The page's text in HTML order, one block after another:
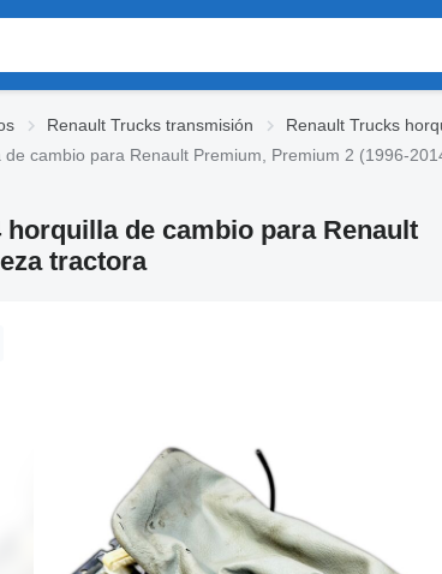
Renault Trucks transmisión
Renault Trucks
cambio para Renault Premium, Premium 2 (1996-
horquilla de cambio para Renault
tractora